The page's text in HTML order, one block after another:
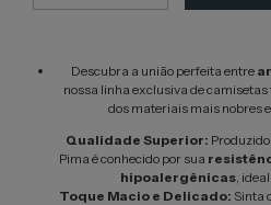
Descubra a união perfeita entre
nossa linha exclusiva de camisetas
dos materiais mais nobres
Qualidade Superior:
Pima é conhecido por sua
hipoalergênicas,
Toque Macio e Delicado: Sinta